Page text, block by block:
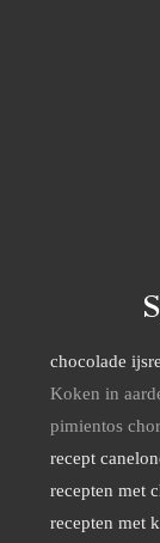
chocolade
Koken in
pimientos
recept
recepten met
recepten met